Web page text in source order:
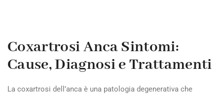
Coxartrosi Anca Sintomi:
Cause, Diagnosi e Trattamenti
La coxartrosi dell’anca è una patologia degenerativa che